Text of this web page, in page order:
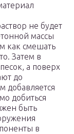
не будет
массы
как смешать
Затем в
а поверх
до
добавляется
добиться
быть
в